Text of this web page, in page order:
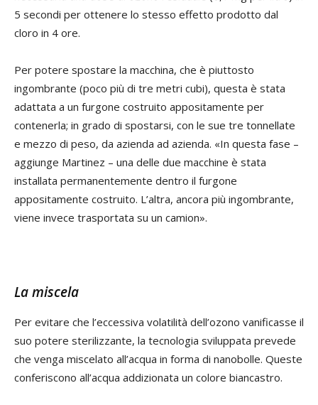
5 secondi per ottenere lo stesso effetto prodotto dal
cloro in 4 ore.
Per potere spostare la macchina, che è piuttosto
ingombrante (poco più di tre metri cubi), questa è stata
adattata a un furgone costruito appositamente per
contenerla; in grado di spostarsi, con le sue tre tonnellate
e mezzo di peso, da azienda ad azienda. «In questa fase –
aggiunge Martinez – una delle due macchine è stata
installata permanentemente dentro il furgone
appositamente costruito. L’altra, ancora più ingombrante,
viene invece trasportata su un camion».
La miscela
Per evitare che l’eccessiva volatilità dell’ozono vanificasse il
suo potere sterilizzante, la tecnologia sviluppata prevede
che venga miscelato all’acqua in forma di nanobolle. Queste
conferiscono all’acqua addizionata un colore biancastro.